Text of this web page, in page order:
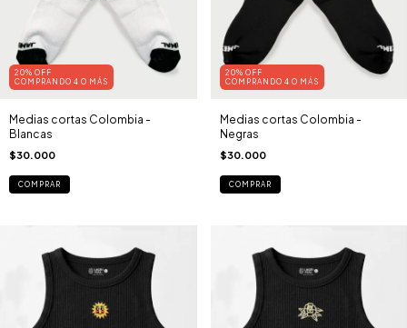
20% OFF
COMPRANDO 4 O MÁS
Medias cortas Colombia -
Blancas
$30.000
COMPRAR
20% OFF
COMPRANDO 4 O MÁS
Medias cortas Colombia -
Negras
$30.000
COMPRAR